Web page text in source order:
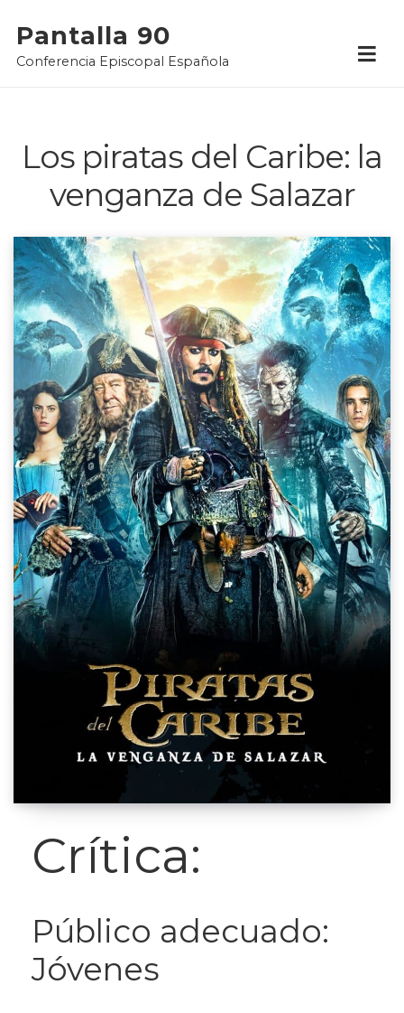
content
Pantalla 90
Conferencia Episcopal Española
Los piratas del Caribe: la
venganza de Salazar
Crítica:
Público adecuado:
Jóvenes